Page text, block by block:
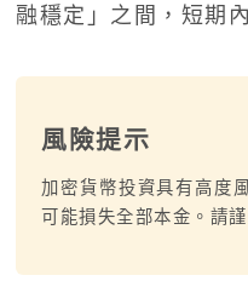
融穩定」之間，短期
風險提示
加密貨幣投資具有高度
可能損失全部本金。請